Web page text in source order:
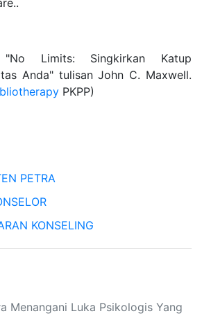
Limits: Singkirkan Katup
Anda" tulisan John C. Maxwell.
PKPP)
PETRA
KONSELING
Menangani Luka Psikologis Yang